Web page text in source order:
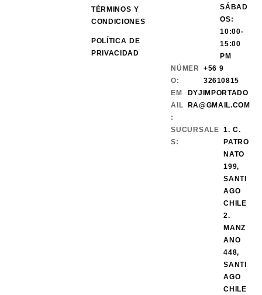
TÉRMINOS Y
CONDICIONES
POLÍTICA DE
PRIVACIDAD
SÁBAD
OS:
10:00-
15:00
PM
NÚMER
O:
+56 9
32610815
EM
AIL
:
DYJIMPORTADO
RA@GMAIL.COM
SUCURSALE
S:
1. C.
PATRO
NATO
199,
SANTI
AGO
CHILE
2.
MANZ
ANO
448,
SANTI
AGO
CHILE